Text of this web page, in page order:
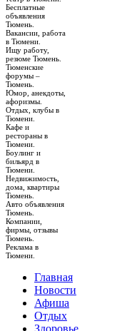
Бесплатные
объявления
Тюмень.
Вакансии, работа
в Тюмени.
Ищу работу,
резюме Тюмень.
Тюменские
форумы –
Тюмень.
Юмор, анекдоты,
афоризмы.
Отдых, клубы в
Тюмени.
Кафе и
рестораны в
Тюмени.
Боулинг и
бильярд в
Тюмени.
Недвижимость,
дома, квартиры
Тюмень.
Авто объявления
Тюмень.
Компании,
фирмы, отзывы
Тюмень.
Реклама в
Тюмени.
Главная
Новости
Афиша
Отдых
Здоровье